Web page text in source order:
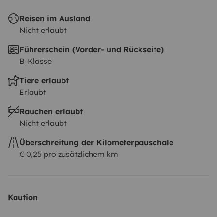
Reisen im Ausland
Nicht erlaubt
Führerschein (Vorder- und Rückseite)
B-Klasse
Tiere erlaubt
Erlaubt
Rauchen erlaubt
Nicht erlaubt
Überschreitung der Kilometerpauschale
€ 0,25 pro zusätzlichem km
Kaution